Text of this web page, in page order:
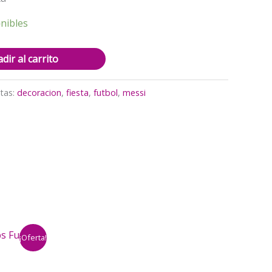
al carrito
decoracion, fiesta, futbol, messi
¡Oferta!